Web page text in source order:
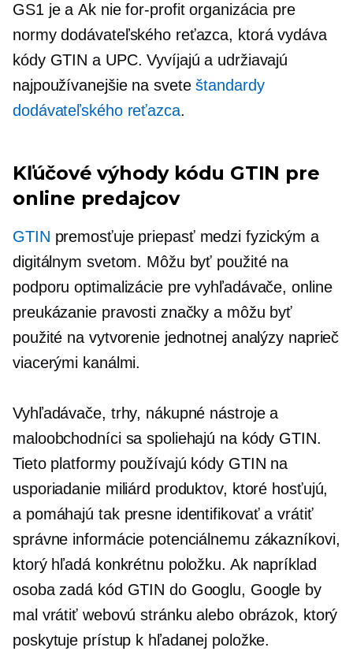
GS1 je aAk nie for-profitorganizácia pre
normy dodávateľského reťazca, ktorá vydáva
kódy GTIN a UPC. Vyvíjajú a udržiavajú
najpoužívanejšie na sveteštandardy
dodávateľského reťazca.
Kľúčové výhody kódu GTIN pre
online predajcov
GTIN premosťuje priepasť medzi fyzickým a
digitálnym svetom. Môžu byť použité na
podporu optimalizácie pre vyhľadávače, online
preukázanie pravosti značky a môžu byť
použité na vytvorenie jednotnej analýzy naprieč
viacerými kanálmi.
Vyhľadávače, trhy, nákupné nástroje a
maloobchodníci sa spoliehajú na kódy GTIN.
Tieto platformy používajú kódy GTIN na
usporiadanie miliárd produktov, ktoré hosťujú,
a pomáhajú tak presne identifikovať a vrátiť
správne informácie potenciálnemu zákazníkovi,
ktorý hľadá konkrétnu položku. Ak napríklad
osoba zadá kód GTIN do Googlu, Google by
mal vrátiť webovú stránku alebo obrázok, ktorý
poskytuje prístup k hľadanej položke.